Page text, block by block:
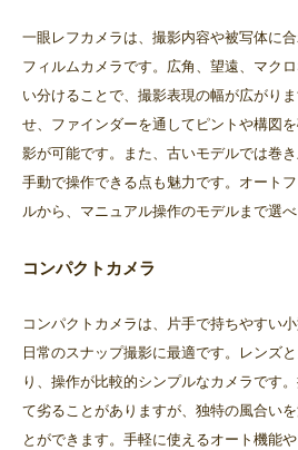
一眼レフカメラは、撮影内容や被写体に
フィルムカメラです。広角、望遠、マク
い分けることで、撮影表現の幅が広がり
せ、ファインダーを通してピントや構図
影が可能です。また、古いモデルでは巻
手動で操作できる点も魅力です。オート
ルから、マニュアル操作のモデルまで選べ
コンパクトカメラ
コンパクトカメラは、片手で持ちやすい
日常のスナップ撮影に最適です。レンズ
り、操作が比較的シンプルなカメラです
て劣ることがありますが、独特の風合い
とができます。手軽に使えるオート機能